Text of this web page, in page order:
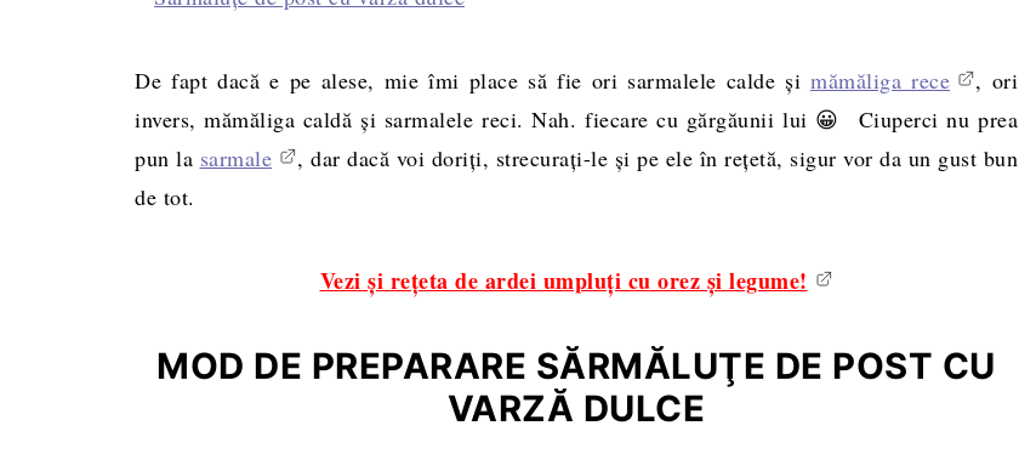
De fapt dacă e pe alese, mie îmi place să fie ori sarmalele calde şi mămăliga rece
, ori
invers, mămăliga caldă şi sarmalele reci. Nah. fiecare cu gărgăunii lui 😀 Ciuperci nu prea
pun la sarmale
, dar dacă voi doriţi, strecuraţi-le şi pe ele în reţetă, sigur vor da un gust bun
de tot.
Vezi şi reţeta de ardei umpluţi cu orez şi legume!
MOD DE PREPARARE SĂRMĂLUŢE DE POST CU
VARZĂ DULCE